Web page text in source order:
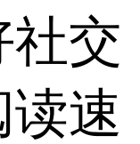
社交
速